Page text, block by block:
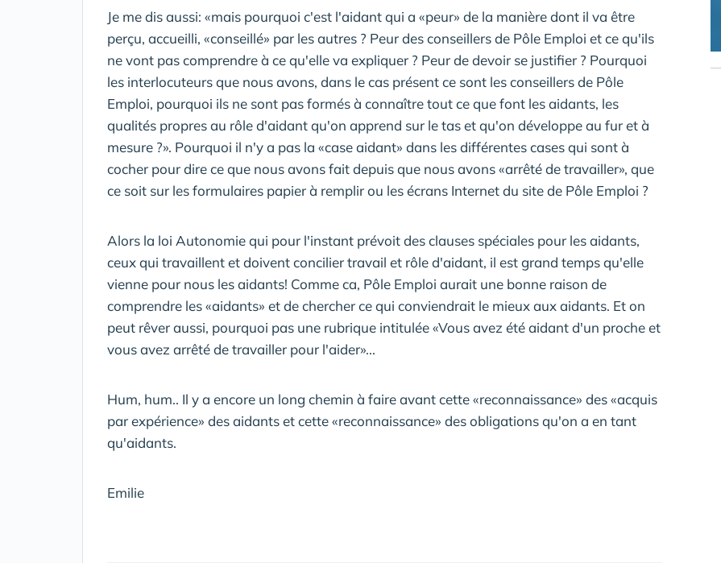
Je me dis aussi: «mais pourquoi c'est l'aidant qui a «peur» de la manière dont il va être
perçu, accueilli, «conseillé» par les autres ? Peur des conseillers de Pôle Emploi et ce qu'ils
ne vont pas comprendre à ce qu'elle va expliquer ? Peur de devoir se justifier ? Pourquoi
les interlocuteurs que nous avons, dans le cas présent ce sont les conseillers de Pôle
Emploi, pourquoi ils ne sont pas formés à connaître tout ce que font les aidants, les
qualités propres au rôle d'aidant qu'on apprend sur le tas et qu'on développe au fur et à
mesure ?». Pourquoi il n'y a pas la «case aidant» dans les différentes cases qui sont à
cocher pour dire ce que nous avons fait depuis que nous avons «arrêté de travailler», que
ce soit sur les formulaires papier à remplir ou les écrans Internet du site de Pôle Emploi ?
Alors la loi Autonomie qui pour l'instant prévoit des clauses spéciales pour les aidants,
ceux qui travaillent et doivent concilier travail et rôle d'aidant, il est grand temps qu'elle
vienne pour nous les aidants! Comme ca, Pôle Emploi aurait une bonne raison de
comprendre les «aidants» et de chercher ce qui conviendrait le mieux aux aidants. Et on
peut rêver aussi, pourquoi pas une rubrique intitulée «Vous avez été aidant d'un proche et
vous avez arrêté de travailler pour l'aider»...
Hum, hum.. Il y a encore un long chemin à faire avant cette «reconnaissance» des «acquis
par expérience» des aidants et cette «reconnaissance» des obligations qu'on a en tant
qu'aidants.
Emilie